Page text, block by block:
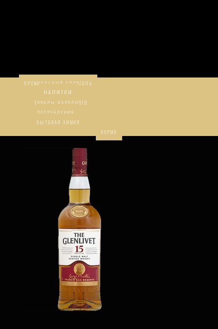
ПРЕМИАЛЬНЫЙ АЛКОГОЛЬ
НАПИТКИ
ТОВАРЫ НАРОДНОГО
ПОТРЕБЛЕНИЯ
БЫТОВАЯ ХИМИЯ
КОРМА